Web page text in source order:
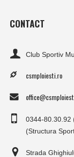
CONTACT
Club Sportiv
csmploiesti.ro
0344-80.30.92
(Structura
Strada